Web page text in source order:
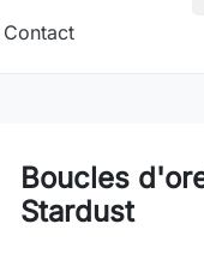
Contact
Boucles
Stardust